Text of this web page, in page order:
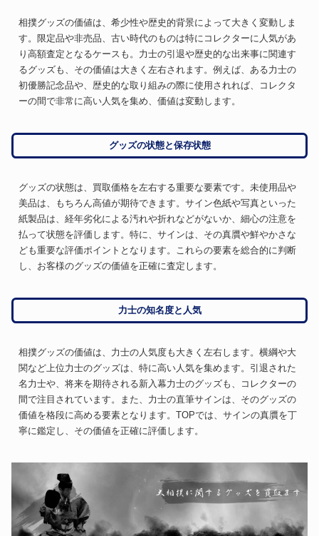
相撲グッズの価値は、希少性や歴史的背景によって大きく変動しま
す。限定品や非売品、古い時代のものは特にコレクターに人気があ
り高額査定となるケースも。力士の引退や歴史的な出来事に関連す
るグッズも、その価値は大きく左右されます。例えば、ある力士の
初優勝記念品や、歴史的な取り組みの際に使用されれば、コレクタ
ーの間で非常に高い人気を集め、価値は変動します。
グッズの状態と保存状態
グッズの状態は、買取価格を左右する重要な要素です。未使用品や
美品は、もちろん高値が期待できます。サイン色紙や写真といった
紙製品は、経年劣化による汚れや折れなどがないか、細心の注意を
払って状態を評価します。特に、サインは、その真贋や鮮やかさな
ども重要な評価ポイントとなります。これらの要素を総合的に判断
し、お客様のグッズの価値を正確に査定します。
力士の知名度と人気
相撲グッズの価値は、力士の人気度も大きく左右します。横綱や大
関など上位力士のグッズは、特に高い人気を集めます。引退された
名力士や、将来を期待される新入幕力士のグッズも、コレクターの
間で注目されています。また、力士の直筆サインは、そのグッズの
価値を格段に高める要素となります。TOPでは、サインの真贋を丁
寧に鑑定し、その価値を正確に評価します。